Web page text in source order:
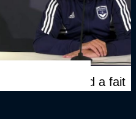
Cotret : "Gérard a fait